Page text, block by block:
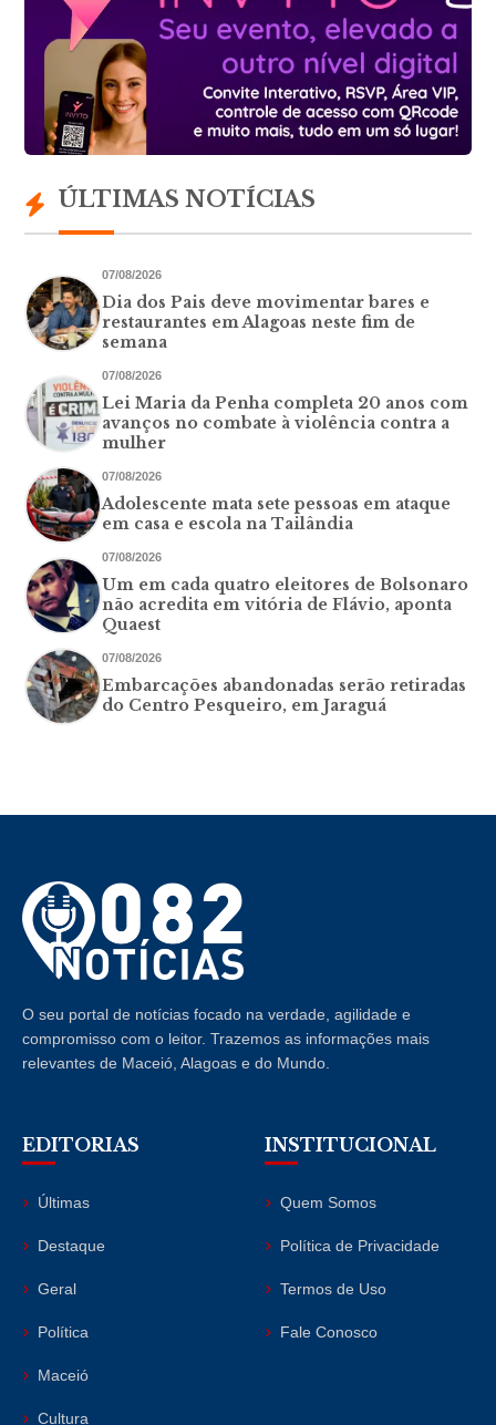
ÚLTIMAS NOTÍCIAS
07/08/2026
Dia dos Pais deve movimentar bares e
restaurantes em Alagoas neste fim de
semana
07/08/2026
Lei Maria da Penha completa 20 anos com
avanços no combate à violência contra a
mulher
07/08/2026
Adolescente mata sete pessoas em ataque
em casa e escola na Tailândia
07/08/2026
Um em cada quatro eleitores de Bolsonaro
não acredita em vitória de Flávio, aponta
Quaest
07/08/2026
Embarcações abandonadas serão retiradas
do Centro Pesqueiro, em Jaraguá
O seu portal de notícias focado na verdade, agilidade e
compromisso com o leitor. Trazemos as informações mais
relevantes de Maceió, Alagoas e do Mundo.
EDITORIAS
Últimas
Destaque
Geral
Política
Maceió
Cultura
INSTITUCIONAL
Quem Somos
Política de Privacidade
Termos de Uso
Fale Conosco